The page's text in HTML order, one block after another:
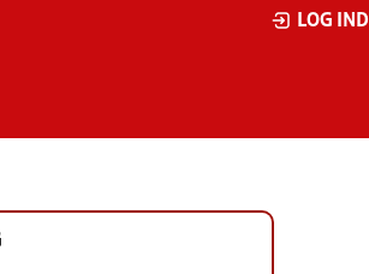
LOG IND